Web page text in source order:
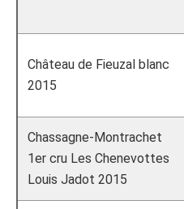
Château de Fieuzal blanc
2015
Chassagne-Montrachet
1er cru Les Chenevottes
Louis Jadot 2015